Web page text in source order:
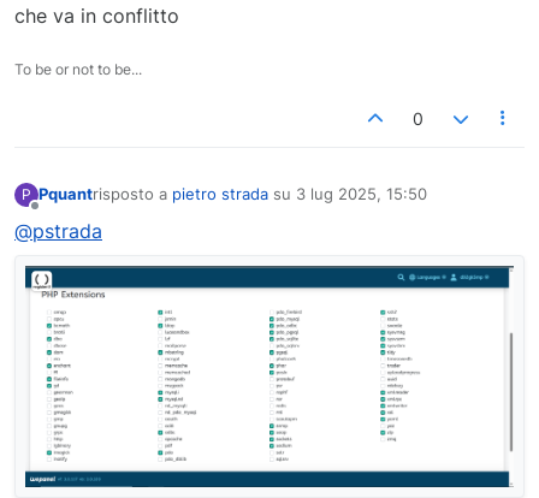
che va in conflitto
To be or not to be...
0
P Pquantrisposto a pietro strada su 3 lug 2025, 15:50
ultima modifica di
@pstrada